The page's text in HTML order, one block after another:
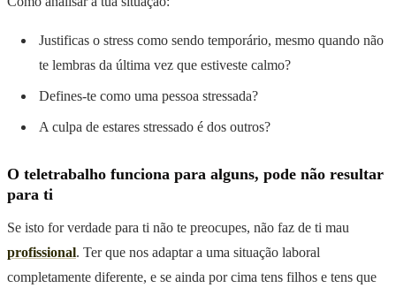
Justificas o stress como sendo temporário, mesmo quando não
te lembras da última vez que estiveste calmo?
Defines-te como uma pessoa stressada?
A culpa de estares stressado é dos outros?
O teletrabalho funciona para alguns, pode não resultar
para ti
Se isto for verdade para ti não te preocupes, não faz de ti mau
profissional. Ter que nos adaptar a uma situação laboral
completamente diferente, e se ainda por cima tens filhos e tens que